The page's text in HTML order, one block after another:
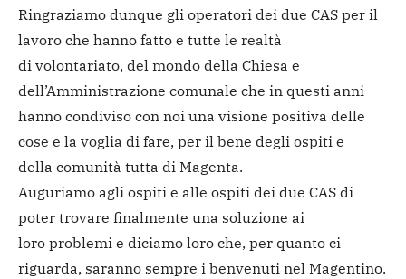
Ringraziamo dunque gli operatori dei due CAS per il
lavoro che hanno fatto e tutte le realtà
di volontariato, del mondo della Chiesa e
dell’Amministrazione comunale che in questi anni
hanno condiviso con noi una visione positiva delle
cose e la voglia di fare, per il bene degli ospiti e
della comunità tutta di Magenta.
Auguriamo agli ospiti e alle ospiti dei due CAS di
poter trovare finalmente una soluzione ai
loro problemi e diciamo loro che, per quanto ci
riguarda, saranno sempre i benvenuti nel Magentino.